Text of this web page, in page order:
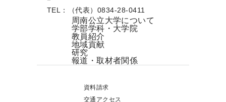
TEL：（代表）0834-28-0411
周南公立大学について
学部学科・大学院
教員紹介
地域貢献
研究
報道・取材者関係
資料請求
交通アクセス